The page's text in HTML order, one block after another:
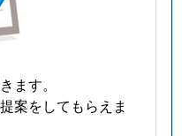
ます。
案をしてもらえま